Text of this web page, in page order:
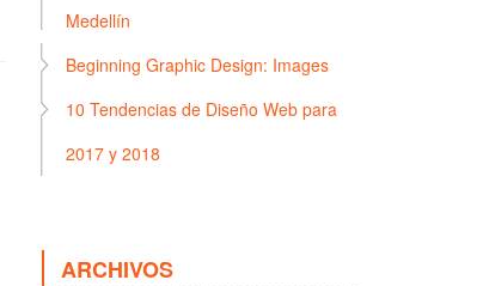
Medellín
Beginning Graphic Design: Images
10 Tendencias de Diseño Web para
2017 y 2018
ARCHIVOS